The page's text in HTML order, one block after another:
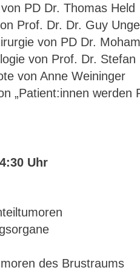
PD Dr. Thomas Held
Prof. Dr. Dr. Guy
von PD Dr.
von Prof. Dr. Stefan
von Anne Weininger
„Patient:innen
Uhr
des Brustraums